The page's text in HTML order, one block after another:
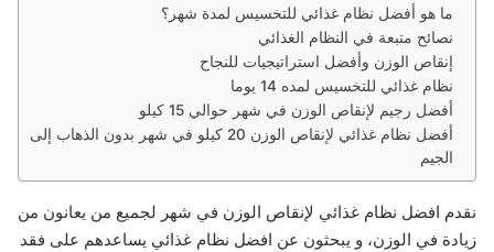
ا
ما هو أفضل نظام غذائي للتخسيس لمدة شهر؟
نصائح متبعة في النظام الغذائي
إنقاص الوزن وأفضل استراتيجيات للنجاح
نظام غذائي للتخسيس لمده 14 يوما
أفضل رجيم لإنقاص الوزن في شهر حوالي 15 كيلو
أفضل نظام غذائي لإنقاص الوزن 20 كيلو في شهر بدون الذهاب إلى
الجيم
نقدم افضل نظام غذائي لإنقاص الوزن في شهر لجميع من يعانون من
زيادة في الوزن، و يبحثون عن افضل نظام غذائي يساعدهم على فقد